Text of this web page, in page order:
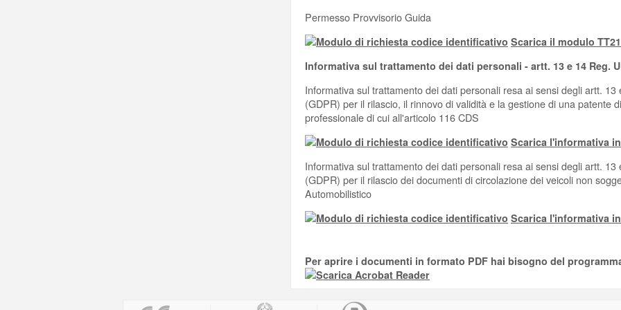
Permesso Provvisorio Guida
Scarica il modulo
Informativa sul trattamento dei dati personali - artt. 13 e 14 Reg.
Informativa sul trattamento dei dati personali resa ai sensi degli artt.
(GDPR) per il rilascio, il rinnovo di validità e la gestione di una patente
professionale di cui all'articolo 116 CDS
Scarica l'informativa
Informativa sul trattamento dei dati personali resa ai sensi degli artt.
(GDPR) per il rilascio dei documenti di circolazione dei veicoli non
Automobilistico
Scarica l'informativa
Per aprire i documenti in formato PDF hai bisogno del